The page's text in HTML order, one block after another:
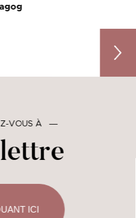
en été : entre lacs,Que
VOUS À ―
ICI